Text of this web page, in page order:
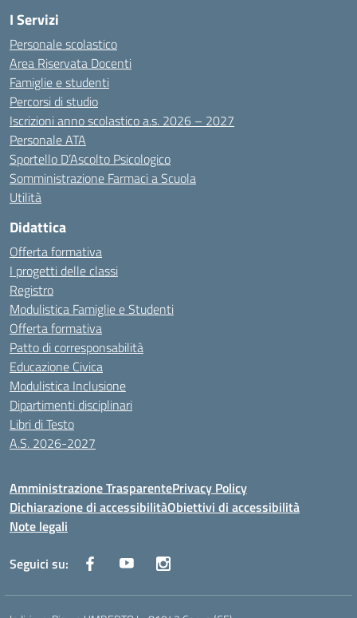
I Servizi
Personale scolastico
Area Riservata Docenti
Famiglie e studenti
Percorsi di studio
Iscrizioni anno scolastico a.s. 2026 – 2027
Personale ATA
Sportello D’Ascolto Psicologico
Somministrazione Farmaci a Scuola
Utilità
Didattica
Offerta formativa
I progetti delle classi
Registro
Modulistica Famiglie e Studenti
Offerta formativa
Patto di corresponsabilità
Educazione Civica
Modulistica Inclusione
Dipartimenti disciplinari
Libri di Testo
A.S. 2026-2027
Amministrazione TrasparentePrivacy Policy
Dichiarazione di accessibilitàObiettivi di accessibilità
Note legali
Seguici su: